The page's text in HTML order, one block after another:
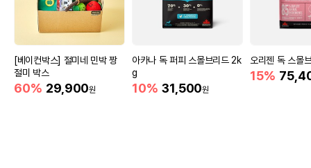
[베이컨박스] 절미네 민박 짱
절미 박스
60% 29,900원
아카나 독 퍼피 스몰브리드 2k
g
10% 31,500원
오리젠 독 스몰
15%